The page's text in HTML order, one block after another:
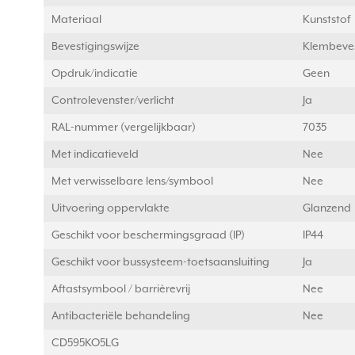
Materiaal Kunststof
Bevestigingswijze
Opdruk/indicatie Geen
Controlevenster/verlicht Ja
RAL-nummer (vergelijkbaar) 7035
Met indicatieveld Nee
Met verwisselbare lens/symbool Nee
Uitvoering oppervlakte Glanzend
Geschikt voor beschermingsgraad (IP) IP44
Geschikt voor bussysteem-toetsaansluiting Ja
Aftastsymbool / barrièrevrij Nee
Antibacteriële behandeling Nee
CD595KO5LG